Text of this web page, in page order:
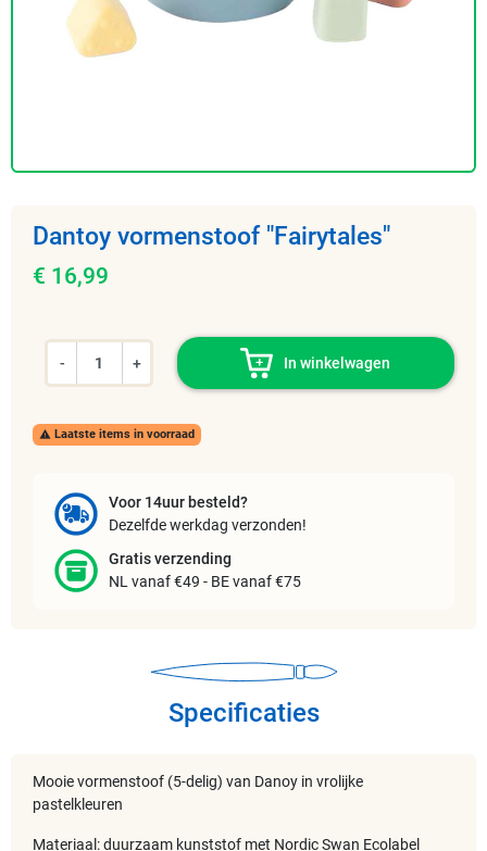
Dantoy vormenstoof "Fairytales"
€ 16,99
- + In winkelwagen
 Laatste items in voorraad
Voor 14uur besteld?
Dezelfde werkdag verzonden!
Gratis verzending
NL vanaf €49 - BE vanaf €75
Specificaties
Mooie vormenstoof (5-delig) van Danoy in vrolijke
pastelkleuren
Materiaal: duurzaam kunststof met Nordic Swan Ecolabel